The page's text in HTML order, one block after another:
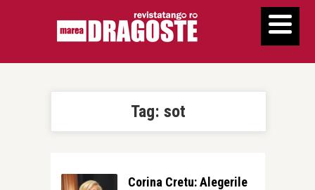
Tag: sot
Corina Cretu: Alegerile